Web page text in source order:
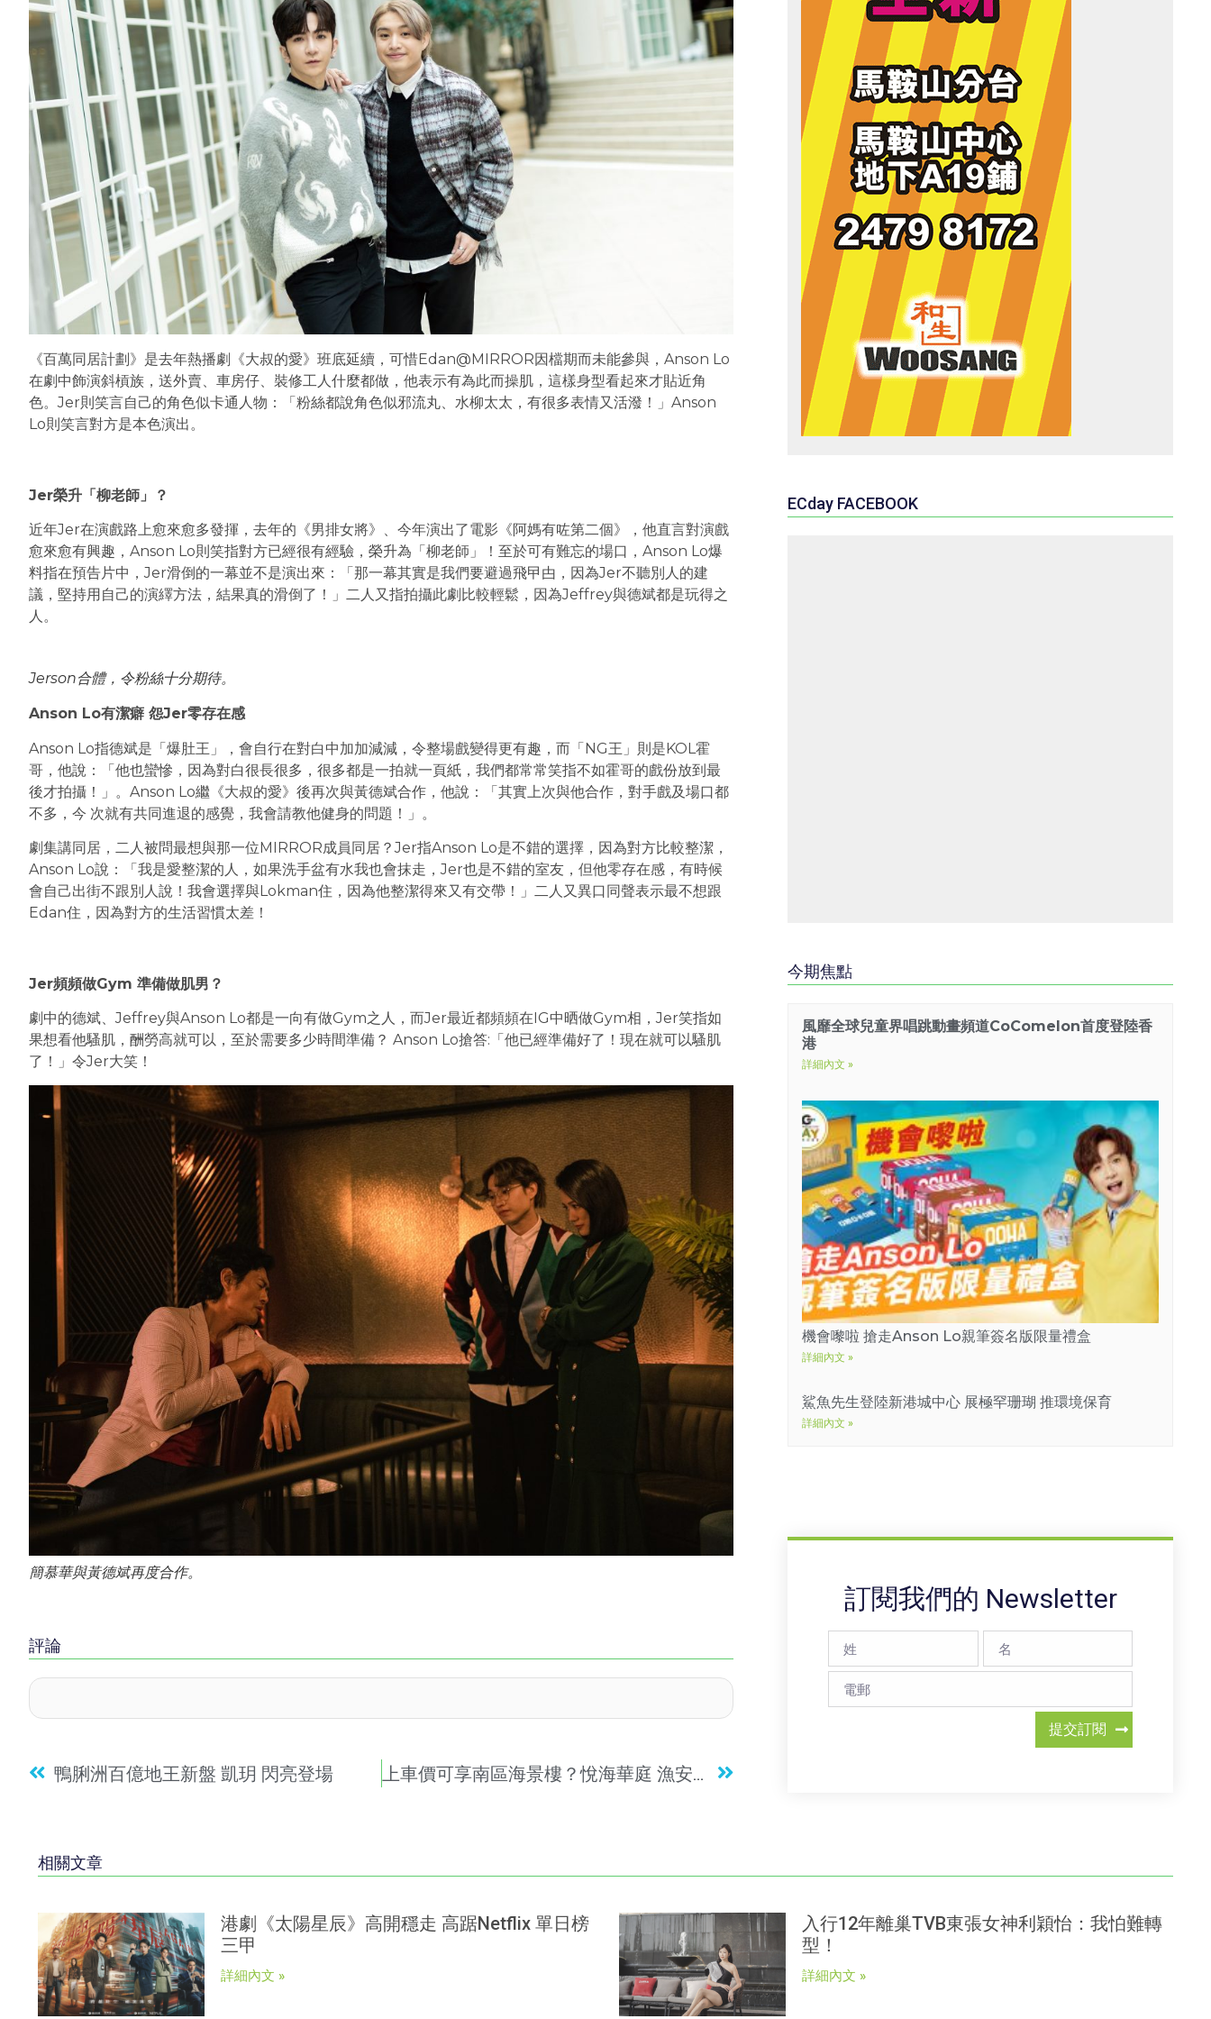
《百萬同居計劃》是去年熱播劇《大叔的愛》班底延續，可惜Edan@MIRROR因檔期而未能參與，Anson Lo
在劇中飾演斜槓族，送外賣、車房仔、裝修工人什麼都做，他表示有為此而操肌，這樣身型看起來才貼近角
色。Jer則笑言自己的角色似卡通人物：「粉絲都說角色似邪流丸、水柳太太，有很多表情又活潑！」Anson
Lo則笑言對方是本色演出。
Jer榮升「柳老師」？
近年Jer在演戲路上愈來愈多發揮，去年的《男排女將》、今年演出了電影《阿媽有咗第二個》，他直言對演戲
愈來愈有興趣，Anson Lo則笑指對方已經很有經驗，榮升為「柳老師」！至於可有難忘的場口，Anson Lo爆
料指在預告片中，Jer滑倒的一幕並不是演出來：「那一幕其實是我們要避過飛曱甴，因為Jer不聽別人的建
議，堅持用自己的演繹方法，結果真的滑倒了！」二人又指拍攝此劇比較輕鬆，因為Jeffrey與德斌都是玩得之
人。
Jerson合體，令粉絲十分期待。
Anson Lo有潔癖 怨Jer零存在感
Anson Lo指德斌是「爆肚王」，會自行在對白中加加減減，令整場戲變得更有趣，而「NG王」則是KOL霍
哥，他說：「他也蠻慘，因為對白很長很多，很多都是一拍就一頁紙，我們都常常笑指不如霍哥的戲份放到最
後才拍攝！」。Anson Lo繼《大叔的愛》後再次與黃德斌合作，他說：「其實上次與他合作，對手戲及場口都
不多，今 次就有共同進退的感覺，我會請教他健身的問題！」。
劇集講同居，二人被問最想與那一位MIRROR成員同居？Jer指Anson Lo是不錯的選擇，因為對方比較整潔，
Anson Lo說：「我是愛整潔的人，如果洗手盆有水我也會抹走，Jer也是不錯的室友，但他零存在感，有時候
會自己出街不跟別人說！我會選擇與Lokman住，因為他整潔得來又有交帶！」二人又異口同聲表示最不想跟
Edan住，因為對方的生活習慣太差！
Jer頻頻做Gym 準備做肌男？
劇中的德斌、Jeffrey與Anson Lo都是一向有做Gym之人，而Jer最近都頻頻在IG中晒做Gym相，Jer笑指如
果想看他騷肌，酬勞高就可以，至於需要多少時間準備？ Anson Lo搶答:「他已經準備好了！現在就可以騷肌
了！」令Jer大笑！
簡慕華與黃德斌再度合作。
評論
鴨脷洲百億地王新盤 凱玥 閃亮登場 上車價可享南區海景樓？悅海華庭 漁安苑
ECday FACEBOOK
今期焦點
風靡全球兒童界唱跳動畫頻道CoComelon首度登陸香
港
詳細內文 »
機會嚟啦 搶走Anson Lo親筆簽名版限量禮盒
詳細內文 »
鯊魚先生登陸新港城中心 展極罕珊瑚 推環境保育
詳細內文 »
訂閱我們的 Newsletter
提交訂閱
相關文章
港劇《太陽星辰》高開穩走 高踞Netflix 單日榜
三甲
詳細內文 »
入行12年離巢TVB東張女神利穎怡：我怕難轉
型！
詳細內文 »